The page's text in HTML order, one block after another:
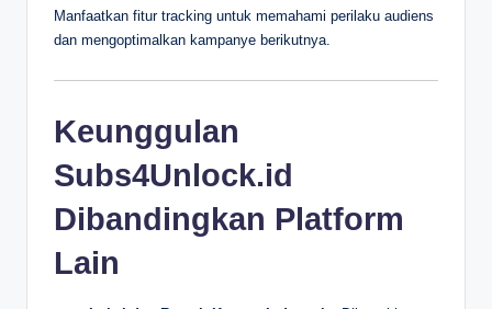
Manfaatkan fitur tracking untuk memahami perilaku audiens
dan mengoptimalkan kampanye berikutnya.
Keunggulan
Subs4Unlock.id
Dibandingkan Platform
Lain